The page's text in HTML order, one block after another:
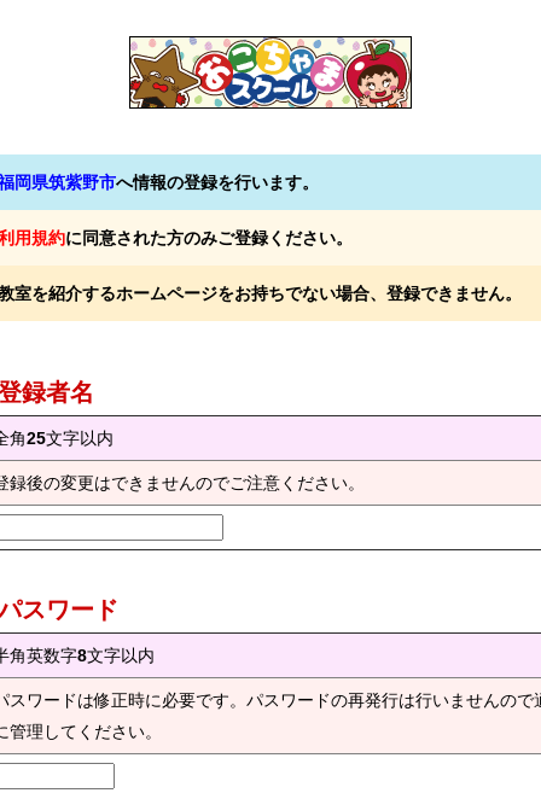
岡県筑紫野市へ情報の登録を行います。
用規約に同意された方のみご登録ください。
室を紹介するホームページをお持ちでない場合、登録できません。
録者名
角25文字以内
録後の変更はできませんのでご注意ください。
スワード
角英数字8文字以内
スワードは修正時に必要です。パスワードの再発行は行いませんので
管理してください。